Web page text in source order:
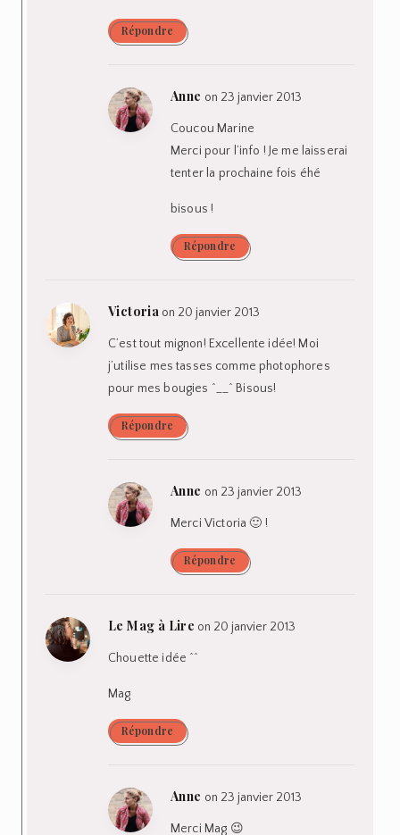
Répondre
Anne on 23 janvier 2013
Coucou Marine
Merci pour l’info ! Je me laisserai
tenter la prochaine fois éhé
bisous !
Répondre
Victoria on 20 janvier 2013
C’est tout mignon! Excellente idée! Moi
j’utilise mes tasses comme photophores
pour mes bougies ^__^ Bisous!
Répondre
Anne on 23 janvier 2013
Merci Victoria 🙂 !
Répondre
Le Mag à Lire on 20 janvier 2013
Chouette idée ^^
Mag
Répondre
Anne on 23 janvier 2013
Merci Mag 😉